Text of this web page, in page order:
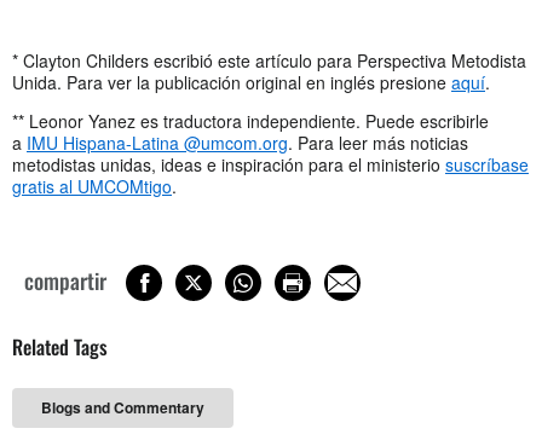
* Clayton Childers escribió este artículo para Perspectiva Metodista
Unida. Para ver la publicación original en inglés presione aquí.
** Leonor Yanez es traductora independiente. Puede escribirle
a IMU Hispana-Latina @umcom.org. Para leer más noticias
metodistas unidas, ideas e inspiración para el ministerio suscríbase
gratis al UMCOMtigo.
compartir
Related Tags
Blogs and Commentary